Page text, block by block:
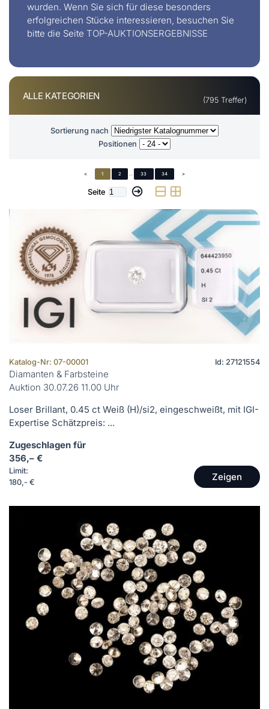
wurden. Wenn Sie sich für diese besonders
erfolgreichen Stücke interessieren, besuchen Sie
bitte die Seite TOP-AUKTIONSERGEBNISSE
ALLE KATEGORIEN (795 Treffer)
Sortierung nach
Positionen
< 1 2 ... 33 34 >
Seite
Katalog-Nr: 07-00001 Id: 27121554
Diamanten & Farbsteine
Auktion 30.07.26 11.00 Uhr
Loser Brillant, 0.45 ct Weiß (H)/si2, eingeschweißt, mit IGI-
Expertise Schätzpreis: ...
Zugeschlagen für
356,– €
Limit:
180,- €
Zeigen